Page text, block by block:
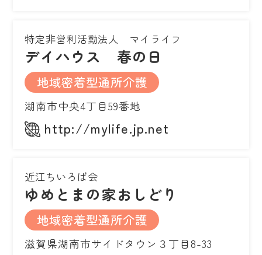
特定非営利活動法人 マイライフ
デイハウス 春の日
地域密着型通所介護
湖南市中央4丁目59番地
http://mylife.jp.net
近江ちいろば会
ゆめとまの家おしどり
地域密着型通所介護
滋賀県湖南市サイドタウン３丁目8-33